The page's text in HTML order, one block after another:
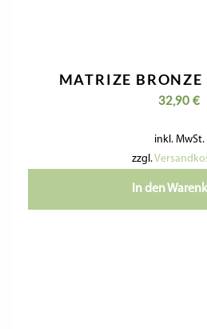
MATRIZE BRONZE
32,90 €
inkl. MwSt.
zzgl.
In den